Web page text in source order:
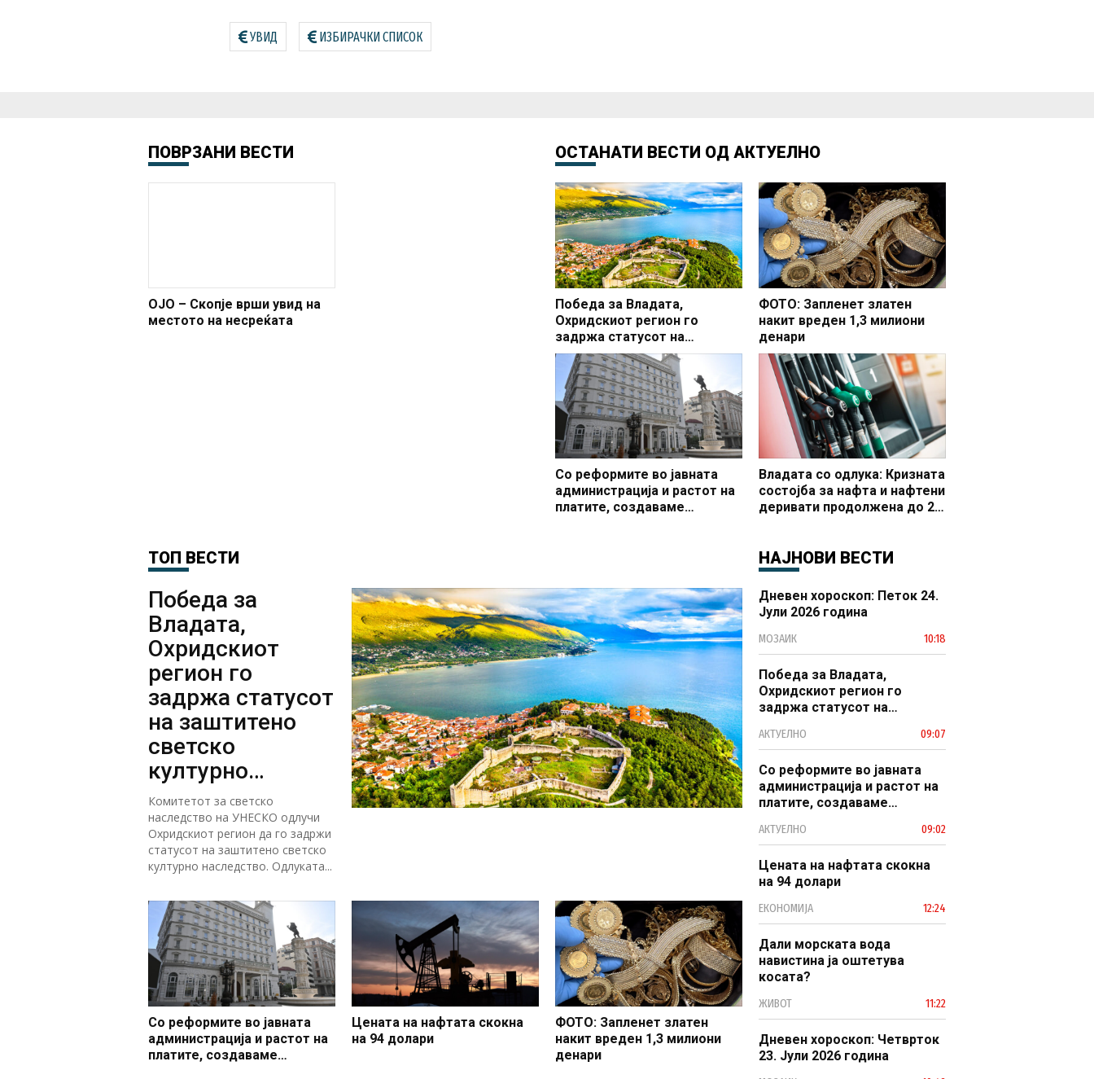
УВИД ИЗБИРАЧКИ СПИСОК
ПОВРЗАНИ ВЕСТИ
ОЈО – Скопје врши увид на
местото на несреќата
ОСТАНАТИ ВЕСТИ ОД АКТУЕЛНО
Победа за Владата,
Охридскиот регион го
задржа статусот на
заштитено светско културно
наследство
Со реформите во јавната
администрација и растот на
платите, создаваме
ФОТО: Запленет златен
накит вреден 1,3 милиони
денари
Владата со одлука: Кризната
состојба за нафта и нафтени
деривати продолжена до 20
ТОП ВЕСТИ
Победа за
Владата,
Охридскиот
регион го
задржа статусот
на заштитено
светско
културно
наследство
Комитетот за светско
наследство на УНЕСКО одлучи
Охридскиот регион да го задржи
статусот на заштитено светско
културно наследство. Одлуката...
Со реформите во јавната
администрација и растот на
платите, создаваме
Цената на нафтата скокна
на 94 долари
ФОТО: Запленет златен
накит вреден 1,3 милиони
денари
НАЈНОВИ ВЕСТИ
Дневен хороскоп: Петок 24.
Јули 2026 година
МОЗАИК 10:18
Победа за Владата,
Охридскиот регион го
задржа статусот на
наследство
АКТУЕЛНО 09:07
Со реформите во јавната
администрација и растот на
платите, создаваме
модерен јавен сектор
АКТУЕЛНО 09:02
Цената на нафтата скокна
на 94 долари
ЕКОНОМИЈА 12:24
Дали морската вода
навистина ја оштетува
косата?
ЖИВОТ 11:22
Дневен хороскоп: Четврток
23. Јули 2026 година